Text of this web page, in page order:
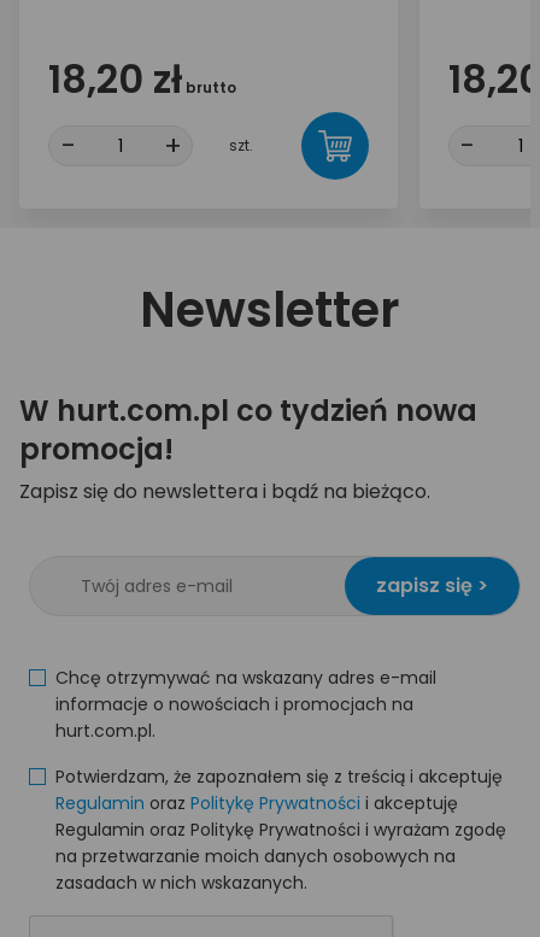
18,20 zł brutto
- + szt. -
Newsletter
W hurt.com.pl co tydzień nowa
promocja!
Zapisz się do newslettera i bądź na bieżąco.
zapisz się >
Chcę otrzymywać na wskazany adres e-mail
informacje o nowościach i promocjach na
hurt.com.pl.
Potwierdzam, że zapoznałem się z treścią i akceptuję
Regulamin oraz Politykę Prywatności i akceptuję
Regulamin oraz Politykę Prywatności i wyrażam zgodę
na przetwarzanie moich danych osobowych na
zasadach w nich wskazanych.